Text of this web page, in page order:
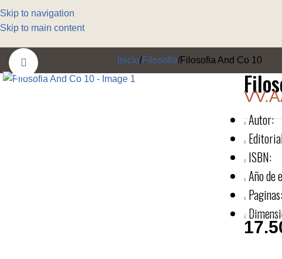
Skip to navigation
Skip to main content
Inicio Filosofía Filosofia And Co 10
Autor:
ISBN:
Año de
Paginas: